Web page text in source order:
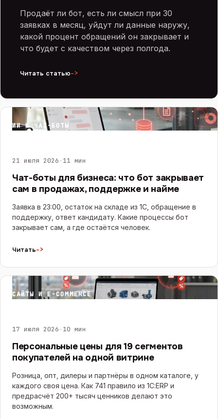
Продаёт ли бот, есть ли смысл при 30
заявках в месяц, уйдут ли данные наружу,
какой процент обращений он закрывает и
что будет с качеством через полгода.
Читать статью->
ИИ И ЧАТ-БОТЫ
21 июля 2026 · 11 мин
Чат-боты для бизнеса: что бот закрывает
сам в продажах, поддержке и найме
Заявка в 23:00, остаток на складе из 1С, обращение в
поддержку, ответ кандидату. Какие процессы бот
закрывает сам, а где остаётся человек.
Читать->
САЙТЫ И E-COMMERCE
17 июля 2026 · 10 мин
Персональные цены для 19 сегментов
покупателей на одной витрине
Розница, опт, дилеры и партнёры в одном каталоге, у
каждого своя цена. Как 741 правило из 1С:ERP и
предрасчёт 200+ тысяч ценников делают это
возможным.